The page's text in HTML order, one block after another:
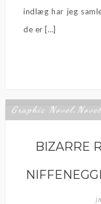
indlæg har jeg
de er […]
Graphic Novel,
BIZARRE